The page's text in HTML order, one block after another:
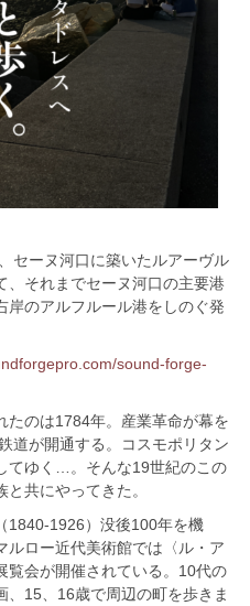
セーヌ河口に築いたルアーヴル
、それまでセーヌ河口の主要港
岸のアルフルール港をしのぐ発
sound-forge-
のは1784年。産業革命が幕を
道が開通する。コスモポリタン
てゆく…。そんな19世紀のこの
共にやってきた。
1926）没後100年を機
ルロー近代美術館では〈ル・ア
覧会が開催されている。10代の
、15、16歳で周辺の町を歩きま